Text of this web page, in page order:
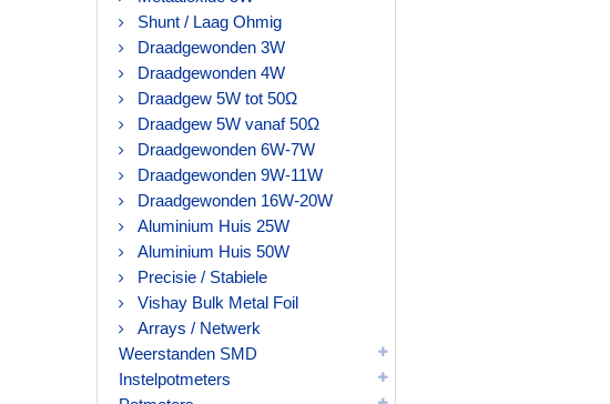
Shunt / Laag Ohmig
Draadgewonden 3W
Draadgewonden 4W
Draadgew 5W tot 50Ω
Draadgew 5W vanaf 50Ω
Draadgewonden 6W-7W
Draadgewonden 9W-11W
Draadgewonden 16W-20W
Aluminium Huis 25W
Aluminium Huis 50W
Precisie / Stabiele
Vishay Bulk Metal Foil
Arrays / Netwerk
Weerstanden SMD
Instelpotmeters